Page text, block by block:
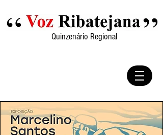
Quinzenário Regional